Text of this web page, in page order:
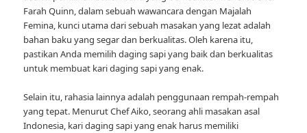
Farah Quinn, dalam sebuah wawancara dengan Majalah
Femina, kunci utama dari sebuah masakan yang lezat adalah
bahan baku yang segar dan berkualitas. Oleh karena itu,
pastikan Anda memilih daging sapi yang baik dan berkualitas
untuk membuat kari daging sapi yang enak.
Selain itu, rahasia lainnya adalah penggunaan rempah-rempah
yang tepat. Menurut Chef Aiko, seorang ahli masakan asal
Indonesia, kari daging sapi yang enak harus memiliki